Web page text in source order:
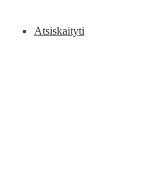
Atsiskaityti